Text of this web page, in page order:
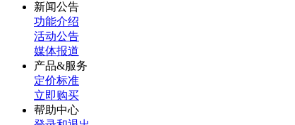
新闻公告
功能介绍
活动公告
媒体报道
产品&服务
定价标准
立即购买
帮助中心